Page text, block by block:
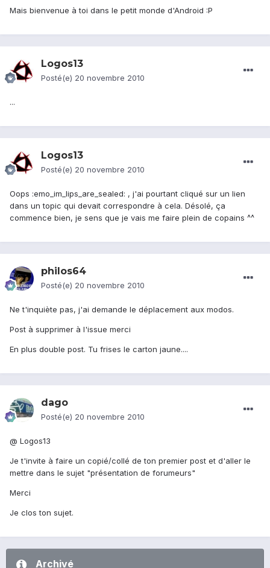
Mais bienvenue à toi dans le petit monde d'Android :P
Logos13
Posté(e) 20 novembre 2010
...
Logos13
Posté(e) 20 novembre 2010
Oops :emo_im_lips_are_sealed: , j'ai pourtant cliqué sur un lien
dans un topic qui devait correspondre à cela. Désolé, ça
commence bien, je sens que je vais me faire plein de copains ^^
philos64
Posté(e) 20 novembre 2010
Ne t'inquiète pas, j'ai demande le déplacement aux modos.
Post à supprimer à l'issue merci
En plus double post. Tu frises le carton jaune....
dago
Posté(e) 20 novembre 2010
@ Logos13
Je t'invite à faire un copié/collé de ton premier post et d'aller le
mettre dans le sujet "présentation de forumeurs"
Merci
Je clos ton sujet.
Archivé